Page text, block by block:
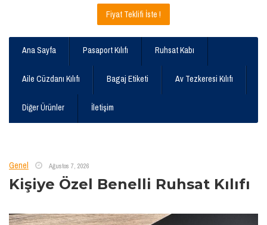
Fiyat Teklifi İste !
Ana Sayfa Pasaport Kılıfı Ruhsat Kabı
Aile Cüzdanı Kılıfı Bagaj Etiketi Av Tezkeresi Kılıfı
Diğer Ürünler İletişim
Genel Ağustos 7, 2026
Kişiye Özel Benelli Ruhsat Kılıfı